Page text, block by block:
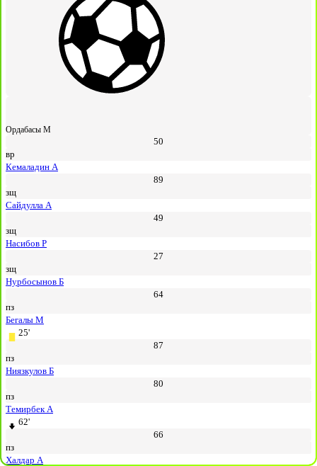
Ордабасы М
50
вр
Кемаладин А
89
зщ
Сайдулла А
49
зщ
Насибов Р
27
зщ
Нурбосынов Б
64
пз
Бегалы М
25'
87
пз
Ниязкулов Б
80
пз
Темирбек А
62'
66
пз
Халдар А